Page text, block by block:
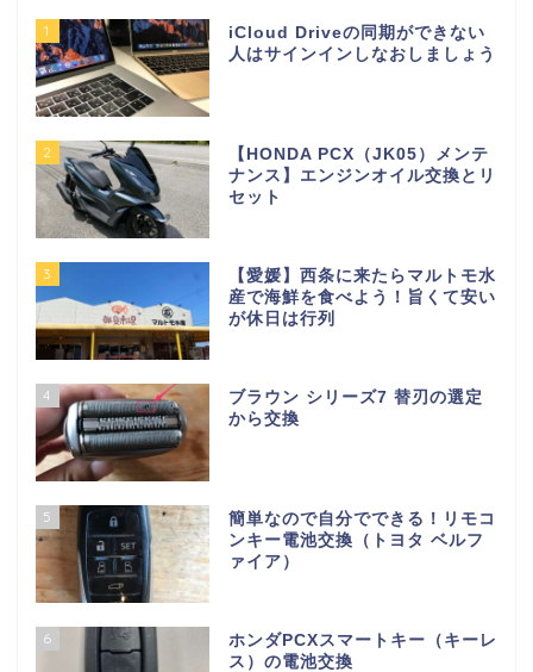
1
iCloud Driveの同期ができない
人はサインインしなおしましょう
2
【HONDA PCX（JK05）メンテ
ナンス】エンジンオイル交換とリ
セット
3
【愛媛】西条に来たらマルトモ水
産で海鮮を食べよう！旨くて安い
が休日は行列
4
ブラウン シリーズ7 替刃の選定
から交換
5
簡単なので自分でできる！リモコ
ンキー電池交換（トヨタ ベルフ
ァイア）
6
ホンダPCXスマートキー（キーレ
ス）の電池交換